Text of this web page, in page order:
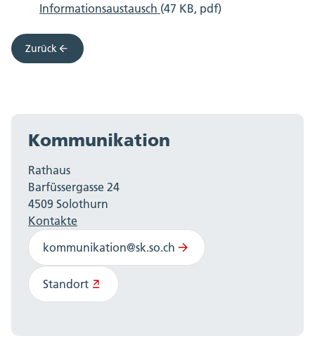
Informationsaustausch (47 KB, pdf)
Zurück
Kommunikation
Rathaus
Barfüssergasse 24
4509 Solothurn
Kontakte
kommunikation@sk.so.ch
Standort